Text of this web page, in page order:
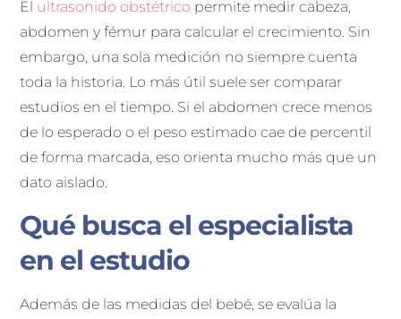
El ultrasonido obstétrico permite medir cabeza,
abdomen y fémur para calcular el crecimiento. Sin
embargo, una sola medición no siempre cuenta
toda la historia. Lo más útil suele ser comparar
estudios en el tiempo. Si el abdomen crece menos
de lo esperado o el peso estimado cae de percentil
de forma marcada, eso orienta mucho más que un
dato aislado.
Qué busca el especialista
en el estudio
Además de las medidas del bebé, se evalúa la